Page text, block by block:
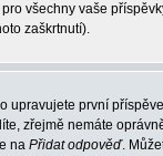
všechny vaše
zaškrtnutí).
první
zřejmě nemáte
na Přidat odpověď.